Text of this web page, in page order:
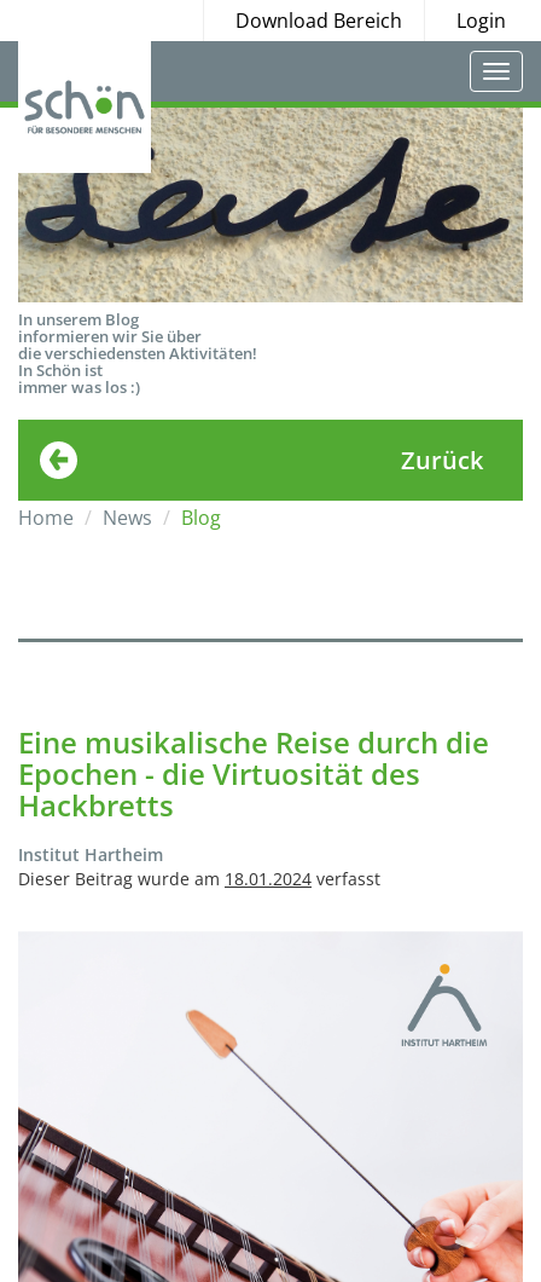
Download Bereich Login
In unserem Blog
informieren wir Sie über
die verschiedensten Aktivitäten!
In Schön ist
immer was los :)
Zurück
Home News Blog
Eine musikalische Reise durch die
Epochen - die Virtuosität des
Hackbretts
Institut Hartheim
Dieser Beitrag wurde am 18.01.2024 verfasst